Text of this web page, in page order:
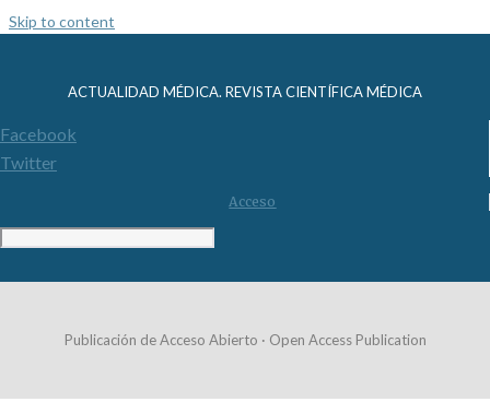
Skip to content
ACTUALIDAD MÉDICA. REVISTA CIENTÍFICA MÉDICA
Facebook
Twitter
Acceso
Publicación de Acceso Abierto · Open Access Publication